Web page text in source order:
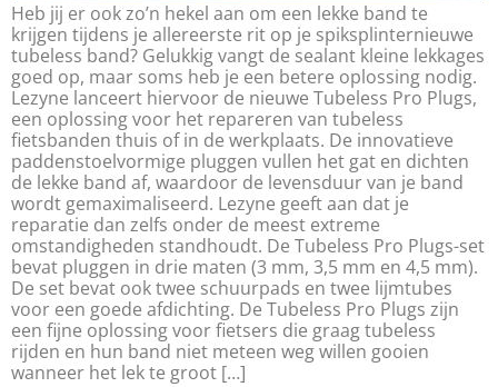
Heb jij er ook zo’n hekel aan om een lekke band te
krijgen tijdens je allereerste rit op je spiksplinternieuwe
tubeless band? Gelukkig vangt de sealant kleine lekkages
goed op, maar soms heb je een betere oplossing nodig.
Lezyne lanceert hiervoor de nieuwe Tubeless Pro Plugs,
een oplossing voor het repareren van tubeless
fietsbanden thuis of in de werkplaats. De innovatieve
paddenstoelvormige pluggen vullen het gat en dichten
de lekke band af, waardoor de levensduur van je band
wordt gemaximaliseerd. Lezyne geeft aan dat je
reparatie dan zelfs onder de meest extreme
omstandigheden standhoudt. De Tubeless Pro Plugs-set
bevat pluggen in drie maten (3 mm, 3,5 mm en 4,5 mm).
De set bevat ook twee schuurpads en twee lijmtubes
voor een goede afdichting. De Tubeless Pro Plugs zijn
een fijne oplossing voor fietsers die graag tubeless
rijden en hun band niet meteen weg willen gooien
wanneer het lek te groot […]